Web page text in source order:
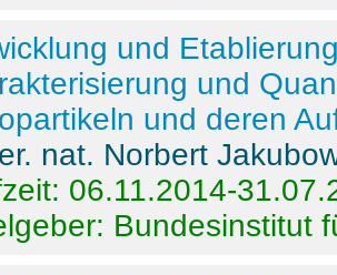
und
und
und deren
nat. Norbert
06.11.2014-
Bundesinstitut